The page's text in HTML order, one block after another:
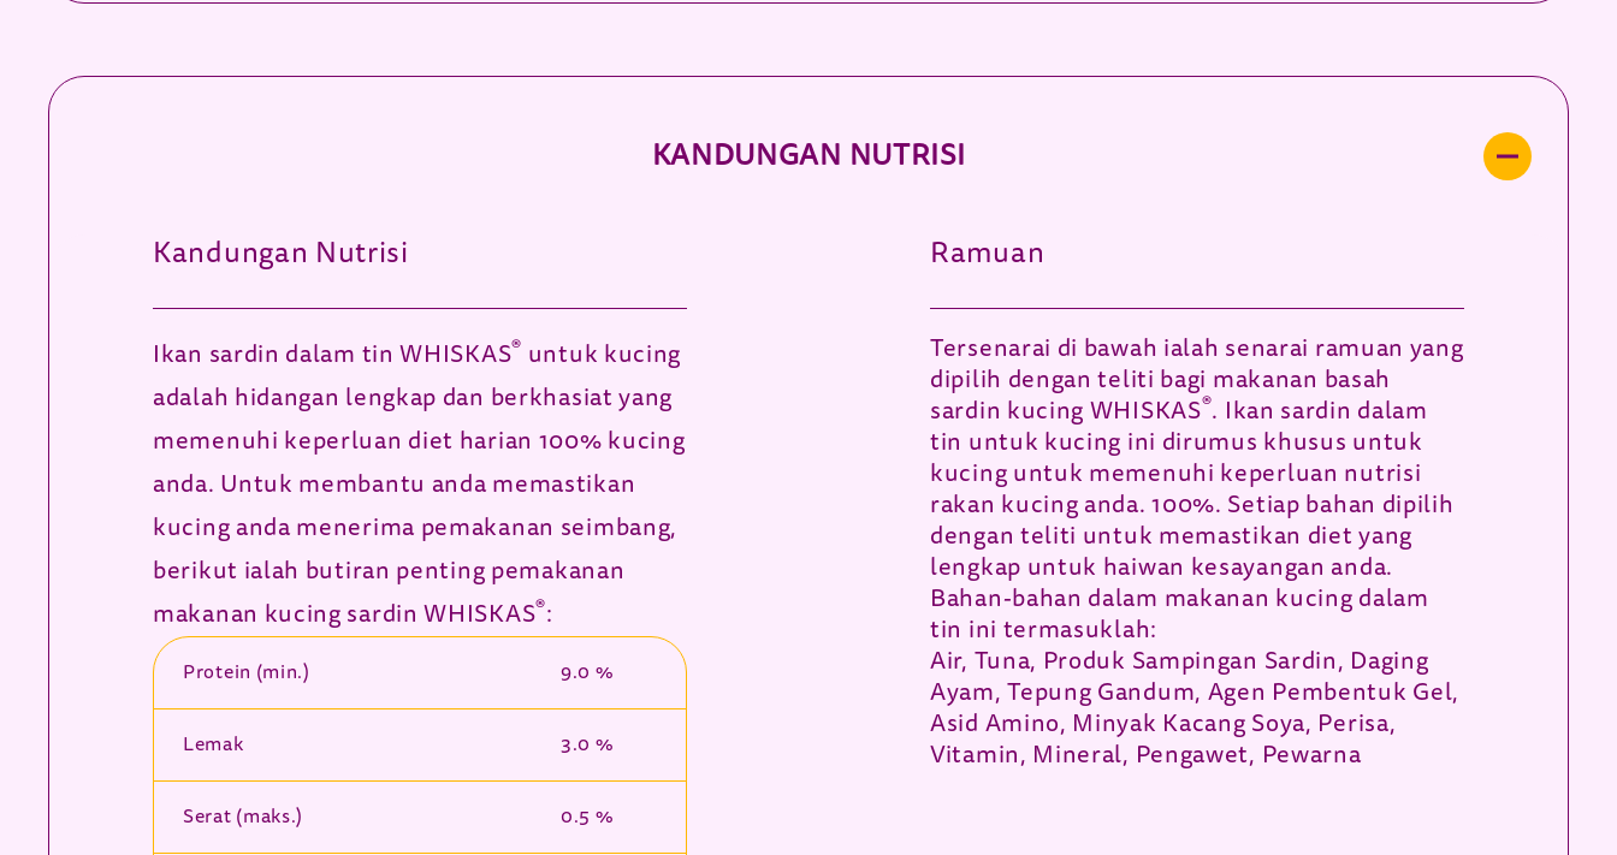
KANDUNGAN NUTRISI
Kandungan Nutrisi
Ikan sardin dalam tin WHISKAS® untuk kucing
adalah hidangan lengkap dan berkhasiat yang
memenuhi keperluan diet harian 100% kucing
anda. Untuk membantu anda memastikan
kucing anda menerima pemakanan seimbang,
berikut ialah butiran penting pemakanan
makanan kucing sardin WHISKAS®:
Protein (min.) 9.0 %
Lemak 3.0 %
Serat (maks.) 0.5 %
Ramuan
Tersenarai di bawah ialah senarai ramuan yang
dipilih dengan teliti bagi makanan basah
sardin kucing WHISKAS®. Ikan sardin dalam
tin untuk kucing ini dirumus khusus untuk
kucing untuk memenuhi keperluan nutrisi
rakan kucing anda. 100%. Setiap bahan dipilih
dengan teliti untuk memastikan diet yang
lengkap untuk haiwan kesayangan anda.
Bahan-bahan dalam makanan kucing dalam
tin ini termasuklah:
Air, Tuna, Produk Sampingan Sardin, Daging
Ayam, Tepung Gandum, Agen Pembentuk Gel,
Asid Amino, Minyak Kacang Soya, Perisa,
Vitamin, Mineral, Pengawet, Pewarna